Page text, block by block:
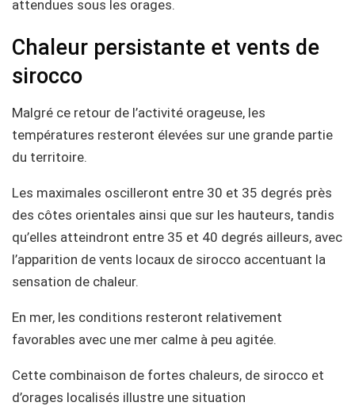
attendues sous les orages.
Chaleur persistante et vents de
sirocco
Malgré ce retour de l’activité orageuse, les
températures resteront élevées sur une grande partie
du territoire.
Les maximales oscilleront entre 30 et 35 degrés près
des côtes orientales ainsi que sur les hauteurs, tandis
qu’elles atteindront entre 35 et 40 degrés ailleurs, avec
l’apparition de vents locaux de sirocco accentuant la
sensation de chaleur.
En mer, les conditions resteront relativement
favorables avec une mer calme à peu agitée.
Cette combinaison de fortes chaleurs, de sirocco et
d’orages localisés illustre une situation